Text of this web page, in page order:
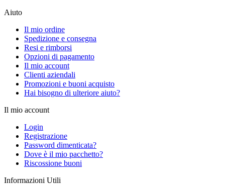
Aiuto
Il mio ordine
Spedizione e consegna
Resi e rimborsi
Opzioni di pagamento
Il mio account
Clienti aziendali
Promozioni e buoni acquisto
Hai bisogno di ulteriore aiuto?
Il mio account
Login
Registrazione
Password dimenticata?
Dove è il mio pacchetto?
Riscossione buoni
Informazioni Utili